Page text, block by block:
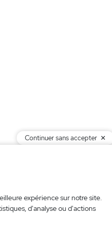
Continuer sans accepter
expérience sur notre site.
d'analyse ou d'actions